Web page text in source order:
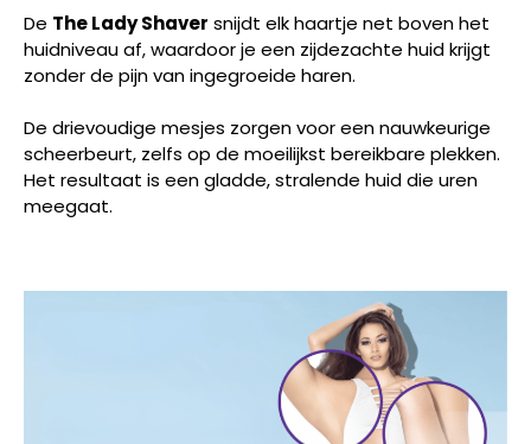
De The Lady Shaver snijdt elk haartje net boven het
huidniveau af, waardoor je een zijdezachte huid krijgt
zonder de pijn van ingegroeide haren.
De drievoudige mesjes zorgen voor een nauwkeurige
scheerbeurt, zelfs op de moeilijkst bereikbare plekken.
Het resultaat is een gladde, stralende huid die uren
meegaat.